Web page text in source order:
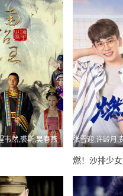
韦然,裘斯,吴春燕
燃！沙排少女